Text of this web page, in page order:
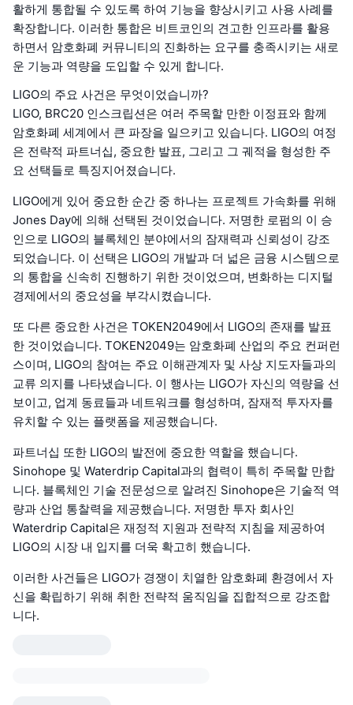
활하게 통합될 수 있도록 하여 기능을 향상시키고 사용 사례를
확장합니다. 이러한 통합은 비트코인의 견고한 인프라를 활용
하면서 암호화폐 커뮤니티의 진화하는 요구를 충족시키는 새로
운 기능과 역량을 도입할 수 있게 합니다.
LIGO의 주요 사건은 무엇이었습니까?
LIGO, BRC20 인스크립션은 여러 주목할 만한 이정표와 함께
암호화폐 세계에서 큰 파장을 일으키고 있습니다. LIGO의 여정
은 전략적 파트너십, 중요한 발표, 그리고 그 궤적을 형성한 주
요 선택들로 특징지어졌습니다.
LIGO에게 있어 중요한 순간 중 하나는 프로젝트 가속화를 위해
Jones Day에 의해 선택된 것이었습니다. 저명한 로펌의 이 승
인으로 LIGO의 블록체인 분야에서의 잠재력과 신뢰성이 강조
되었습니다. 이 선택은 LIGO의 개발과 더 넓은 금융 시스템으로
의 통합을 신속히 진행하기 위한 것이었으며, 변화하는 디지털
경제에서의 중요성을 부각시켰습니다.
또 다른 중요한 사건은 TOKEN2049에서 LIGO의 존재를 발표
한 것이었습니다. TOKEN2049는 암호화폐 산업의 주요 컨퍼런
스이며, LIGO의 참여는 주요 이해관계자 및 사상 지도자들과의
교류 의지를 나타냈습니다. 이 행사는 LIGO가 자신의 역량을 선
보이고, 업계 동료들과 네트워크를 형성하며, 잠재적 투자자를
유치할 수 있는 플랫폼을 제공했습니다.
파트너십 또한 LIGO의 발전에 중요한 역할을 했습니다.
Sinohope 및 Waterdrip Capital과의 협력이 특히 주목할 만합
니다. 블록체인 기술 전문성으로 알려진 Sinohope은 기술적 역
량과 산업 통찰력을 제공했습니다. 저명한 투자 회사인
Waterdrip Capital은 재정적 지원과 전략적 지침을 제공하여
LIGO의 시장 내 입지를 더욱 확고히 했습니다.
이러한 사건들은 LIGO가 경쟁이 치열한 암호화폐 환경에서 자
신을 확립하기 위해 취한 전략적 움직임을 집합적으로 강조합
니다.